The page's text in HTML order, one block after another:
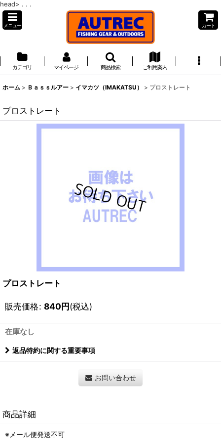
head> . . .
メニュー カート
カテゴリ マイページ 商品検索 ご利用案内
ホーム > Ｂａｓｓルアー > イマカツ（IMAKATSU） > プロストレート
プロストレート
プロストレート
販売価格: 840円(税込)
在庫なし
返品特約に関する重要事項
お問い合わせ
商品詳細
※メール便発送不可